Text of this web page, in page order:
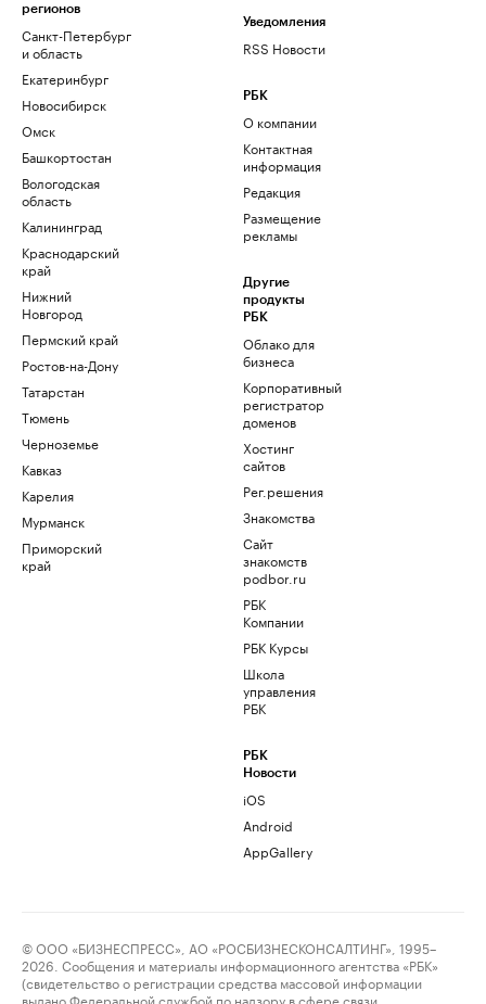
регионов
Санкт-Петербург
и область
Екатеринбург
Новосибирск
Омск
Башкортостан
Вологодская
область
Калининград
Краснодарский
край
Нижний
Новгород
Пермский край
Ростов-на-Дону
Татарстан
Тюмень
Черноземье
Кавказ
Карелия
Мурманск
Приморский
край
Уведомления
RSS Новости
РБК
О компании
Контактная
информация
Редакция
Размещение
рекламы
Другие
продукты
РБК
Облако для
бизнеса
Корпоративный
регистратор
доменов
Хостинг
сайтов
Рег.решения
Знакомства
Сайт
знакомств
podbor.ru
РБК
Компании
РБК Курсы
Школа
управления
РБК
РБК
Новости
iOS
Android
AppGallery
© ООО «БИЗНЕСПРЕСС», АО «РОСБИЗНЕСКОНСАЛТИНГ», 1995–
2026. Сообщения и материалы информационного агентства «РБК»
(свидетельство о регистрации средства массовой информации
выдано Федеральной службой по надзору в сфере связи,